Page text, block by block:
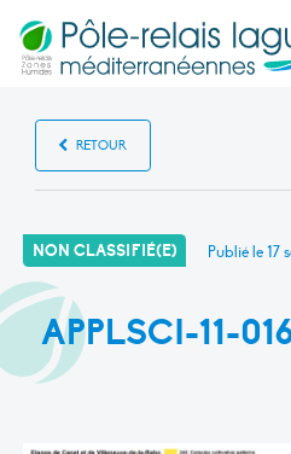
RETOUR
NON CLASSIFIÉ(E) Publié le17
APPLSCI-11-